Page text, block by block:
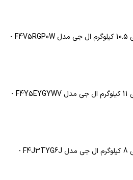
ماشین لباسشویی 10.5 کیلوگرم ال جی مدل F4V5RGP0W -
ماشین لباسشویی 11 کیلوگرم ال جی مدل F4Y5EYGYWV -
ماشین لباسشویی 8 کیلوگرم ال جی مدل F4J3TYG6J -